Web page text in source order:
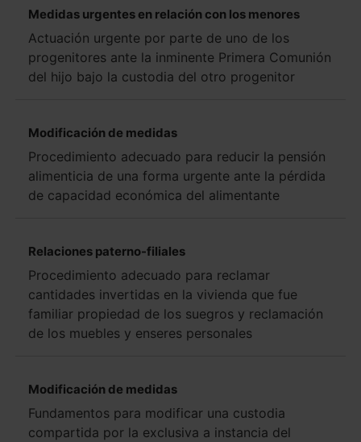
Medidas urgentes en relación con los menores
Actuación urgente por parte de uno de los
progenitores ante la inminente Primera Comunión
del hijo bajo la custodia del otro progenitor
Modificación de medidas
Procedimiento adecuado para reducir la pensión
alimenticia de una forma urgente ante la pérdida
de capacidad económica del alimentante
Relaciones paterno-filiales
Procedimiento adecuado para reclamar
cantidades invertidas en la vivienda que fue
familiar propiedad de los suegros y reclamación
de los muebles y enseres personales
Modificación de medidas
Fundamentos para modificar una custodia
compartida por la exclusiva a instancia del